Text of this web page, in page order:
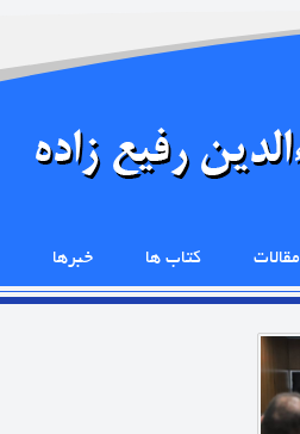
مقالات کتاب ها خبرها